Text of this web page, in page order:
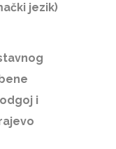
jezik)
i